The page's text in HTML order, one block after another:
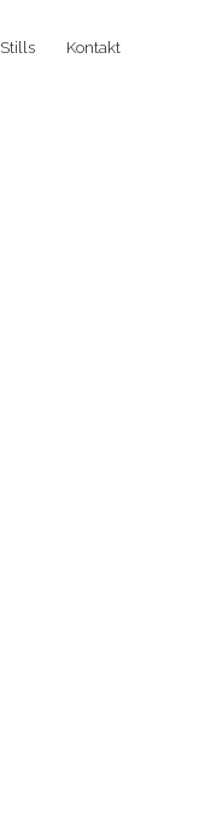
Stills Kontakt